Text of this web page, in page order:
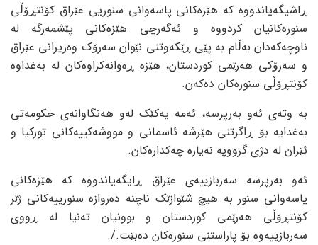
ڕاشیگەیاندووە کە هێزەکانی پاسەوانی سنوریی عێراق کۆنتڕۆڵی
سنورەکانیان کردووە و ئەگەرچی هێزەکانی پێشمەرگە لە
ناوچەکەدان بەڵام بە پێی ڕێکەوتنی نێوان سەرۆک وەزیرانی عێراق
و سەرۆکی هەرێمی کوردستان، هێزە ڕەوانەکراوەکان لە بەغداوە
کۆنتڕۆڵی سنورەکان دەکەن.
بە وتەی ئەو بەرپرسە، ئەمە یەکێک لەو هەنگاوانەی حکومەتی
بەغدایە بۆ ڕاگرتنی هێرشە ئاسمانی و مووشەکییەکانی تورکیا و
ئێران لە دژی گرووپە نەیارە چەکدارەکان.
ئەو بەرپرسە سەربازییەی عێراق ڕایگەیاندووە کە هێزەکانی
پاسەوانی سنور بە هیچ شێوازێک ناچنە دەروازە سنورییەکانی ژێر
کۆنتڕۆڵی هەرێمی کوردستان و بوونیان تەنیا لە ڕووی
سەربازییەوە بۆ پاراستنی سنورەکان دەبێت./.